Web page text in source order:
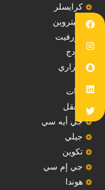
‏كرايسلر‏
سيتروين
‏كورفيت‏
دودج
فيراري
فيات
معقل
‏جي أيه سي‏
جيلي
‏تكوين‏
جي إم سي
هوندا